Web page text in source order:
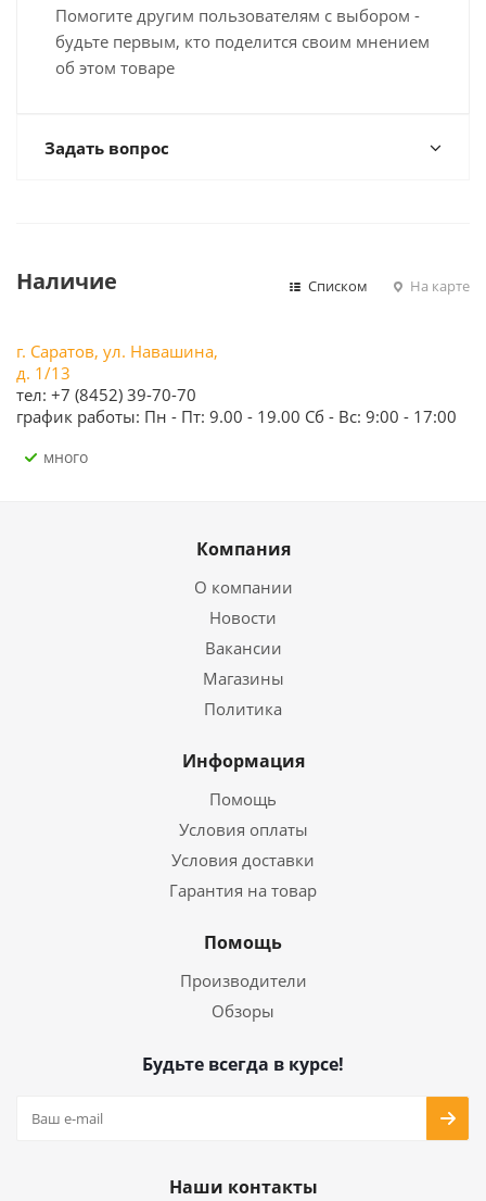
Помогите другим пользователям с выбором -
будьте первым, кто поделится своим мнением
об этом товаре
Задать вопрос
Наличие Списком На карте
г. Саратов, ул. Навашина,
д. 1/13
тел: +7 (8452) 39-70-70
график работы: Пн - Пт: 9.00 - 19.00 Сб - Вс: 9:00 - 17:00
Много
Компания
О компании
Новости
Вакансии
Магазины
Политика
Информация
Помощь
Условия оплаты
Условия доставки
Гарантия на товар
Помощь
Производители
Обзоры
Будьте всегда в курсе!
Наши контакты